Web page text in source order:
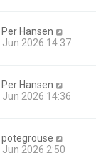
Per Hansen
Jun 2026 14:37
Per Hansen
Jun 2026 14:36
potegrouse
Jun 2026 2:50